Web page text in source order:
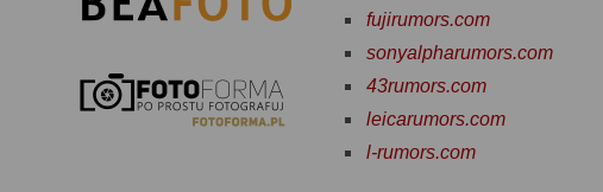
fujirumors.com
sonyalpharumors.com
43rumors.com
leicarumors.com
l-rumors.com